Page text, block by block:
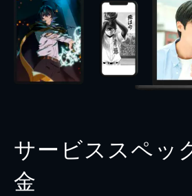
サービススペッ
金